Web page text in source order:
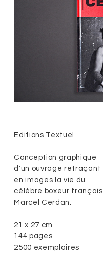
Editions Textuel
Conception graphique
d'un ouvrage retraçant
en images la vie du
célèbre boxeur français
Marcel Cerdan.
21 x 27 cm
144 pages
2500 exemplaires